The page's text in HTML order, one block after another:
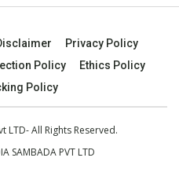
Privacy Policy
Policy
Ethics Policy
Policy
LTD- All Rights Reserved.
SAMBADA PVT LTD